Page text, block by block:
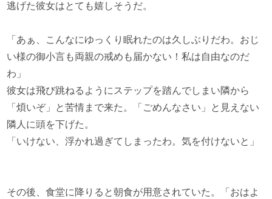
逃げた彼女はとても嬉しそうだ。
「あぁ、こんなにゆっくり眠れたのは久しぶりだわ。おじ
い様の御小言も両親の戒めも届かない！私は自由なのだ
わ」
彼女は飛び跳ねるようにステップを踏んでしまい隣から
「煩いぞ」と苦情まで来た。「ごめんなさい」と見えない
隣人に頭を下げた。
「いけない、浮かれ過ぎてしまったわ。気を付けないと」
その後、食堂に降りると朝食が用意されていた。「おはよ